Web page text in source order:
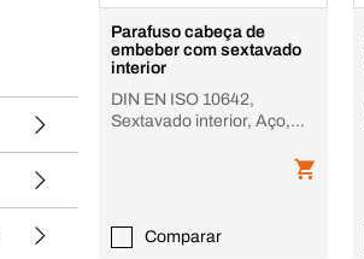
Parafuso cabeça de
embeber com sextavado
interior
DIN EN ISO 10642,
Sextavado interior, Aço,
Comparar